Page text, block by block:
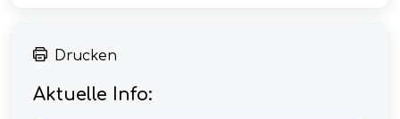
Drucken
Aktuelle Info: